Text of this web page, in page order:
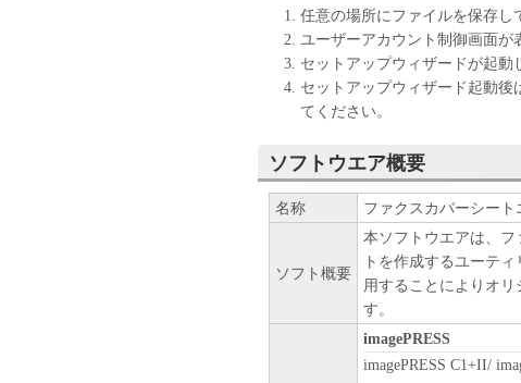
法により、第三者に「本ソフトウ
(2) お客様は、「本ソフトウェア
ル、逆アセンブル、その他リバー
また第三者にこのような行為をさ
３．著作権表示
ーの著作権表示を変更し、除去し
４．所有権
「本ソフトウェア」に係る権原お
キヤノンのライセンサーに帰属し
お客様は、日本国政府または関連
に、「本ソフトウェア」の全部
ません。
６．サポートおよびアップデート
キヤノン、キヤノンの子会社、関
任意の場所にファイルを保存し
ユーザーアカウント制御画面が
セットアップウィザードが起動
セットアップウィザード起動後
てください。
ソフトウエア概要
名称 ファクスカバーシート
ソフト概要
本ソフトウエアは、
トを作成するユーテ
用することによりオ
す。
imagePRESS
imagePRESS C1+II/